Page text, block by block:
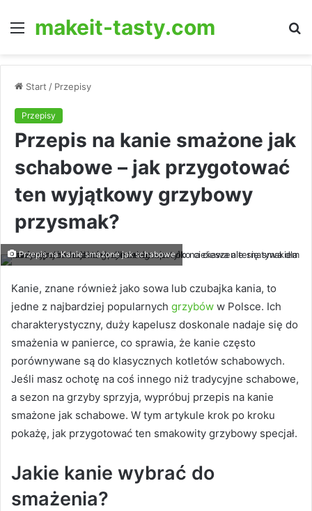
Menu
makeit-tasty.com
Start / Przepisy
Przepisy
Przepis na kanie smażone jak
schabowe – jak przygotować
ten wyjątkowy grzybowy
przysmak?
Przepis na Kanie smażone jak schabowe
Kanie, znane również jako sowa lub czubajka kania, to
jedne z najbardziej popularnych grzybów w Polsce. Ich
charakterystyczny, duży kapelusz doskonale nadaje się do
smażenia w panierce, co sprawia, że kanie często
porównywane są do klasycznych kotletów schabowych.
Jeśli masz ochotę na coś innego niż tradycyjne schabowe,
a sezon na grzyby sprzyja, wypróbuj przepis na kanie
smażone jak schabowe. W tym artykule krok po kroku
pokażę, jak przygotować ten smakowity grzybowy specjał.
Jakie kanie wybrać do
smażenia?